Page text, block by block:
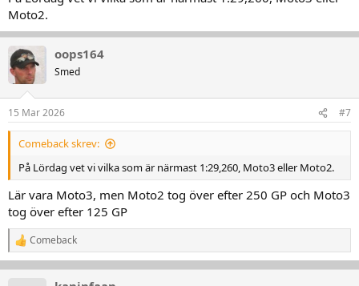
Autódromo Internacional Ayrton Senna (Goiânia) - Wikipedia
en.wikipedia.org
The Official Home of MotoGP
Langtidsvarsel for -16.718, -49.192
Værvarsel for -16.718, -49.192 de neste 10 dagene.
Moto2.
oops164
Smed
15 Mar 2026 #7
Comeback skrev:
På Lördag vet vi vilka som är närmast 1:29,260, Moto3 eller Moto2.
Lär vara Moto3, men Moto2 tog över efter 250 GP och Moto3
tog över efter 125 GP
R
e
a
Comeback